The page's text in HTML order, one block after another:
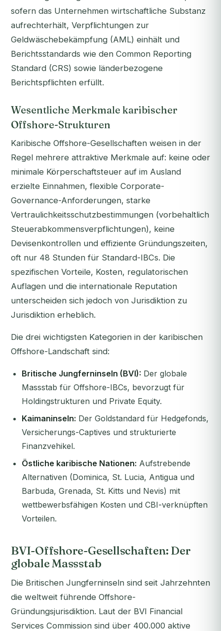
sofern das Unternehmen wirtschaftliche Substanz
aufrechterhält, Verpflichtungen zur
Geldwäschebekämpfung (AML) einhält und
Berichtsstandards wie den Common Reporting
Standard (CRS) sowie länderbezogene
Berichtspflichten erfüllt.
Wesentliche Merkmale karibischer
Offshore-Strukturen
Karibische Offshore-Gesellschaften weisen in der
Regel mehrere attraktive Merkmale auf: keine oder
minimale Körperschaftsteuer auf im Ausland
erzielte Einnahmen, flexible Corporate-
Governance-Anforderungen, starke
Vertraulichkeitsschutzbestimmungen (vorbehaltlich
Steuerabkommensverpflichtungen), keine
Devisenkontrollen und effiziente Gründungszeiten,
oft nur 48 Stunden für Standard-IBCs. Die
spezifischen Vorteile, Kosten, regulatorischen
Auflagen und die internationale Reputation
unterscheiden sich jedoch von Jurisdiktion zu
Jurisdiktion erheblich.
Die drei wichtigsten Kategorien in der karibischen
Offshore-Landschaft sind:
Britische Jungferninseln (BVI): Der globale
Massstab für Offshore-IBCs, bevorzugt für
Holdingstrukturen und Private Equity.
Kaimaninseln: Der Goldstandard für Hedgefonds,
Versicherungs-Captives und strukturierte
Finanzvehikel.
Östliche karibische Nationen: Aufstrebende
Alternativen (Dominica, St. Lucia, Antigua und
Barbuda, Grenada, St. Kitts und Nevis) mit
wettbewerbsfähigen Kosten und CBI-verknüpften
Vorteilen.
BVI-Offshore-Gesellschaften: Der
globale Massstab
Die Britischen Jungferninseln sind seit Jahrzehnten
die weltweit führende Offshore-
Gründungsjurisdiktion. Laut der BVI Financial
Services Commission sind über 400.000 aktive